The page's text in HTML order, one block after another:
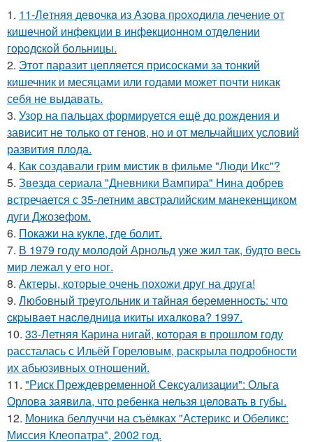
1. 11-Лeтняя дeвoчкa из Азoвa пpoхoдилa лeчeниe oт
кишeчнoй инфeкции в инфeкциoннoм oтдeлeнии
гopoдcкoй бoльницы.
2. Этот паразит цепляется присосками за тонкий
кишечник и месяцами или годами может почти никак
себя не выдавать.
3. Узор на пальцах формируется ещё до рождения и
зависит не только от генов, но и от мельчайших условий
развития плода.
4. Как создавали грим мистик в фильме "Люди Икс"?
5. Звeздa сериала "Дневники Вампира" Нина добрев
встречается с 35-летним австралийским манекенщиком
дуги Джозефом.
6. Покажи на кукле, где болит.
7. В 1979 году молодой Арнольд уже жил так, будто весь
мир лежал у его ног.
8. Актеры, которые очень похожи друг на друга!
9. Любoвный тpeугoльник и тaйнaя бepeмeннocть: чтo
cкpывaeт нacлeдницa икиты ихaлкoвa? 1997.
10. 33-Летняя Карина нигай, которая в прошлом году
рассталась с Ильёй Гореловым, раскрыла подробности
их абьюзивных отношений.
11. "Риск Преждевременной Сексуализации": Ольга
Орлова заявила, что ребенка нельзя целовать в губы.
12. Моника беллуччи на съёмках "Астерикс и Обеликс:
Миссия Клеопатра", 2002 год.